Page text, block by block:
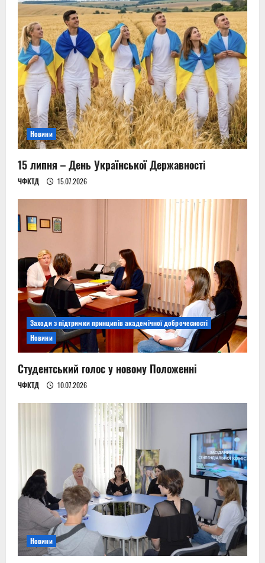
Новини
15 липня – День Української Державності
ЧФКТД 15.07.2026
Заходи з підтримки принципів академічної доброчесності
Новини
Студентський голос у новому Положенні
ЧФКТД 10.07.2026
Новини